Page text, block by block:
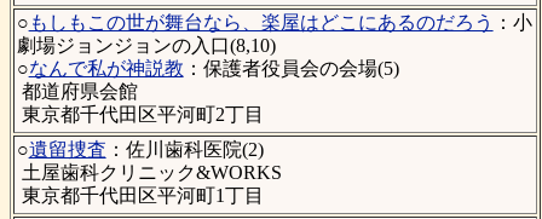
○ もしもこの世が舞台なら、楽屋はどこにあるのだろう
：小
劇場ジョンジョンの入口(8,10)
○なんで私が神説教 ：保護者役員会の会場(5)
都道府県会館
東京都千代田区平河町2丁目
○遺留捜査 ：佐川歯科医院(2)
土屋歯科クリニック&WORKS
東京都千代田区平河町1丁目